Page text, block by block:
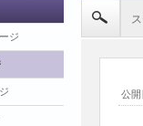
公開
ジ